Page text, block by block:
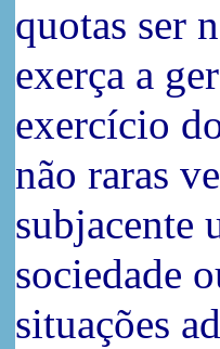
quotas ser
exerça a
exercício
não raras
subjacente
sociedade
situações